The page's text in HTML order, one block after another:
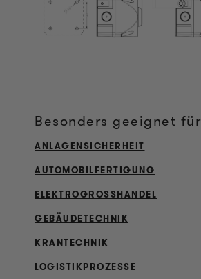
Besonders geeignet für
ANLAGENSICHERHEIT
AUTOMOBILFERTIGUNG
ELEKTROGROSSHANDEL
GEBÄUDETECHNIK
KRANTECHNIK
LOGISTIKPROZESSE